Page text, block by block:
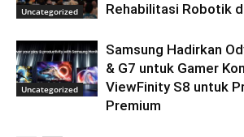
Uncategorized
Rehabilitasi Robotik
Uncategorized
Samsung Hadirkan
& G7 untuk Gamer
ViewFinity S8 untuk
Premium